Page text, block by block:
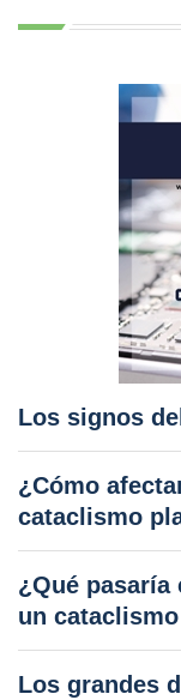
Los signos
¿Cómo
cataclismo
¿Qué pasaría
un
Los grandes